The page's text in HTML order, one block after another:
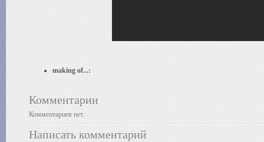
making of...:
Комментарии
Комментариев нет.
Написать комментарий